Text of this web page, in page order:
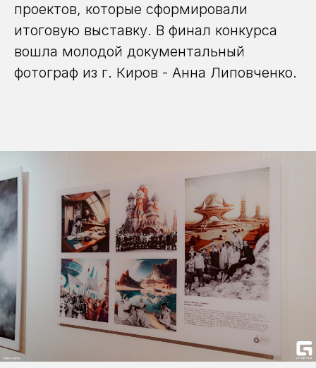
проектов, которые сформировали
итоговую выставку. В финал конкурса
вошла молодой документальный
фотограф из г. Киров - Анна Липовченко.